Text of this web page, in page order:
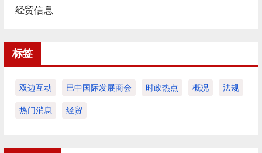
经贸信息
标签
双边互动 巴中国际发展商会 时政热点 概况 法规
热门消息 经贸